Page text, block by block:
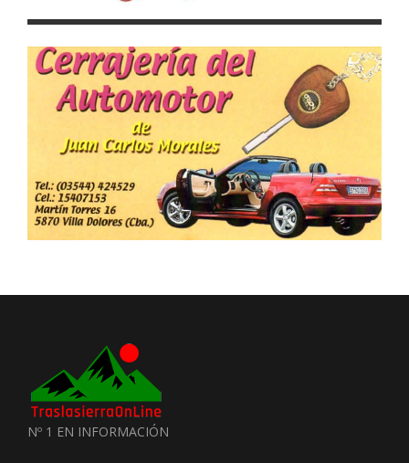
Nº 1 EN INFORMACIÓN